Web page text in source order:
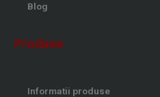
Blog
Produse
Informatii produse